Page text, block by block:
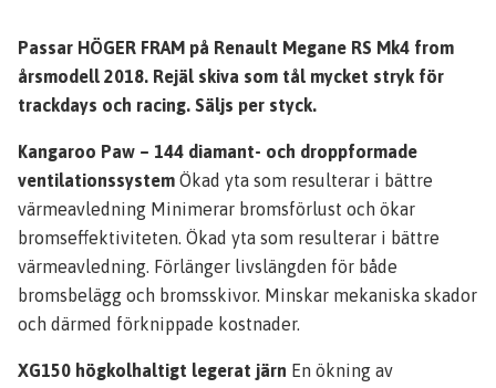
Passar HÖGER FRAM på Renault Megane RS Mk4 from
årsmodell 2018. Rejäl skiva som tål mycket stryk för
trackdays och racing. Säljs per styck.
Kangaroo Paw – 144 diamant- och droppformade
ventilationssystem Ökad yta som resulterar i bättre
värmeavledning Minimerar bromsförlust och ökar
bromseffektiviteten. Ökad yta som resulterar i bättre
värmeavledning. Förlänger livslängden för både
bromsbelägg och bromsskivor. Minskar mekaniska skador
och därmed förknippade kostnader.
XG150 högkolhaltigt legerat järn En ökning av